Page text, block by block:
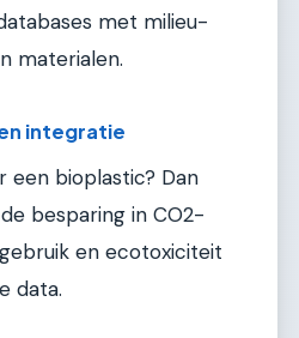
met milieu-
materialen.
integratie
een bioplastic? Dan
besparing in CO2-
en ecotoxiciteit
data.